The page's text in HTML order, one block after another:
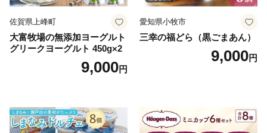
佐賀県上峰町
大富牧場の無添加ヨーグルト
グリークヨーグルト 450g×2
9,000円
愛知県小牧市
三幸の福どら（黒ごまあん）
9,000円